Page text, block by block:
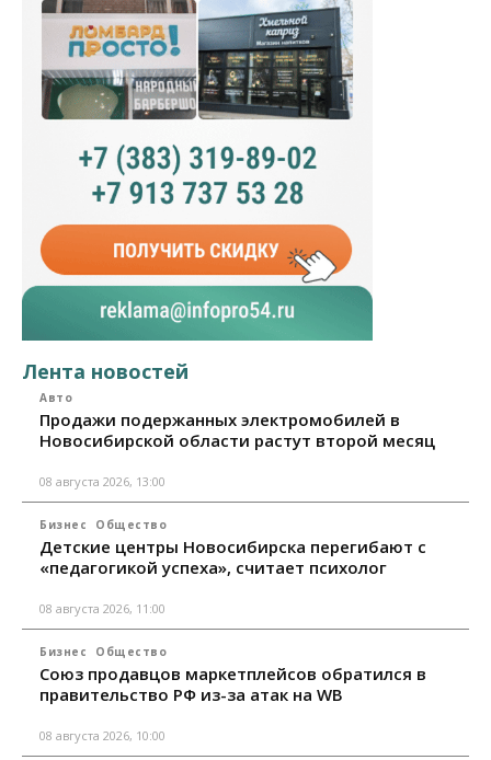
Лента новостей
Авто
Продажи подержанных электромобилей в
Новосибирской области растут второй месяц
08 августа 2026, 13:00
Бизнес Общество
Детские центры Новосибирска перегибают с
«педагогикой успеха», считает психолог
08 августа 2026, 11:00
Бизнес Общество
Союз продавцов маркетплейсов обратился в
правительство РФ из-за атак на WB
08 августа 2026, 10:00